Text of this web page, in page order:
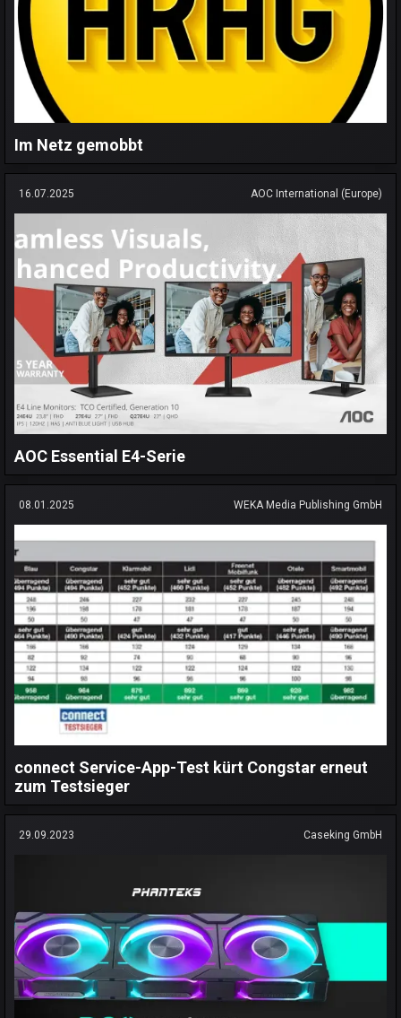
Im Netz gemobbt
16.07.2025 AOC International (Europe)
AOC Essential E4-Serie
08.01.2025 WEKA Media Publishing GmbH
connect Service-App-Test kürt Congstar erneut
zum Testsieger
29.09.2023 Caseking GmbH